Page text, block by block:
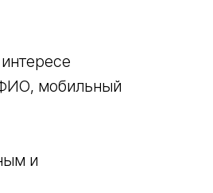
мобильный
и